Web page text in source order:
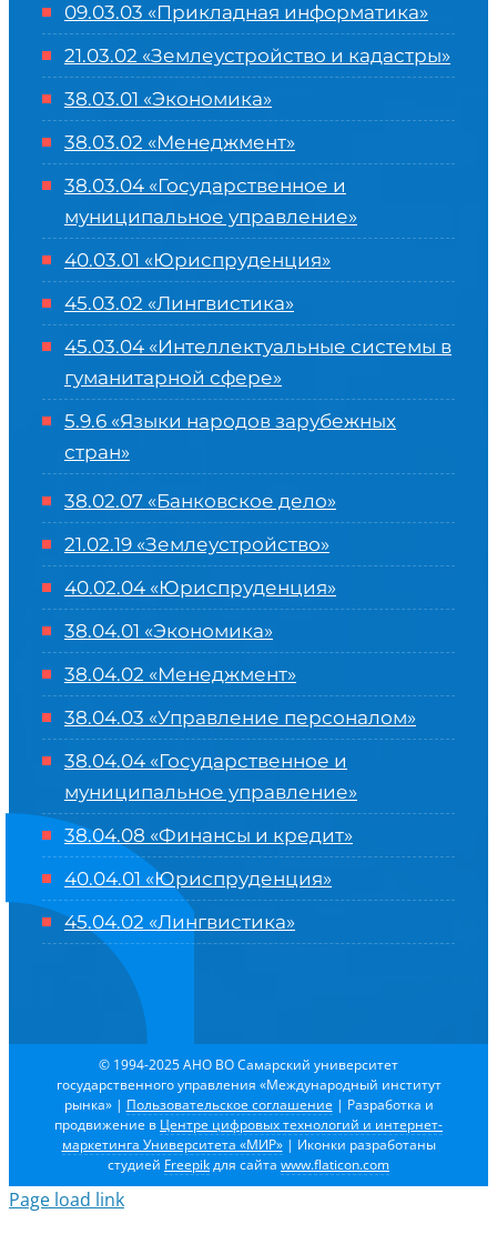
09.03.03 «Прикладная информатика»
21.03.02 «Землеустройство и кадастры»
38.03.01 «Экономика»
38.03.02 «Менеджмент»
38.03.04 «Государственное и
муниципальное управление»
40.03.01 «Юриспруденция»
45.03.02 «Лингвистика»
45.03.04 «Интеллектуальные системы в
гуманитарной сфере»
5.9.6 «Языки народов зарубежных
стран»
38.02.07 «Банковское дело»
21.02.19 «Землеустройство»
40.02.04 «Юриспруденция»
38.04.01 «Экономика»
38.04.02 «Менеджмент»
38.04.03 «Управление персоналом»
38.04.04 «Государственное и
муниципальное управление»
38.04.08 «Финансы и кредит»
40.04.01 «Юриспруденция»
45.04.02 «Лингвистика»
© 1994-2025 АНО ВО Самарский университет
государственного управления «Международный институт
рынка» | Пользовательское соглашение | Разработка и
продвижение в Центре цифровых технологий и интернет-
маркетинга Университета «МИР»| Иконки разработаны
студией Freepikдля сайта www.flaticon.com
Page load link